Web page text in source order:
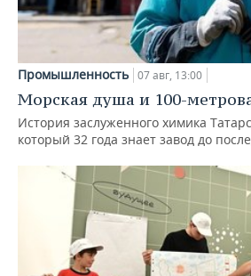
Промышленность 07 авг, 13:00
Морская душа и 100-
История заслуженного химика
который 32 года знает завод до